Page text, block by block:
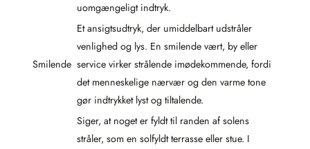
uomgængeligt indtryk.
Smilende
Et ansigtsudtryk, der umiddelbart udstråler
venlighed og lys. En smilende vært, by eller
service virker strålende imødekommende, fordi
det menneskelige nærvær og den varme tone
gør indtrykket lyst og tiltalende.
Siger, at noget er fyldt til randen af solens
stråler, som en solfyldt terrasse eller stue. I